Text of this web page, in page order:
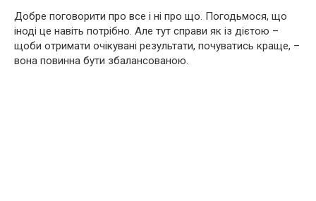
Добре поговорити про все і ні про що. Погодьмося, що
іноді це навіть потрібно. Але тут справи як із дієтою –
щоби отримати очікувані результати, почуватись краще, –
вона повинна бути збалансованою.